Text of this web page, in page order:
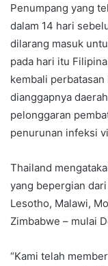
Penumpang yang
dalam 14 hari
dilarang masuk
pada hari itu
kembali
dianggapnya
pelonggaran
penurunan infeksi
Thailand
yang bepergian
Lesotho, Malawi,
Zimbabwe – mulai
“Kami telah